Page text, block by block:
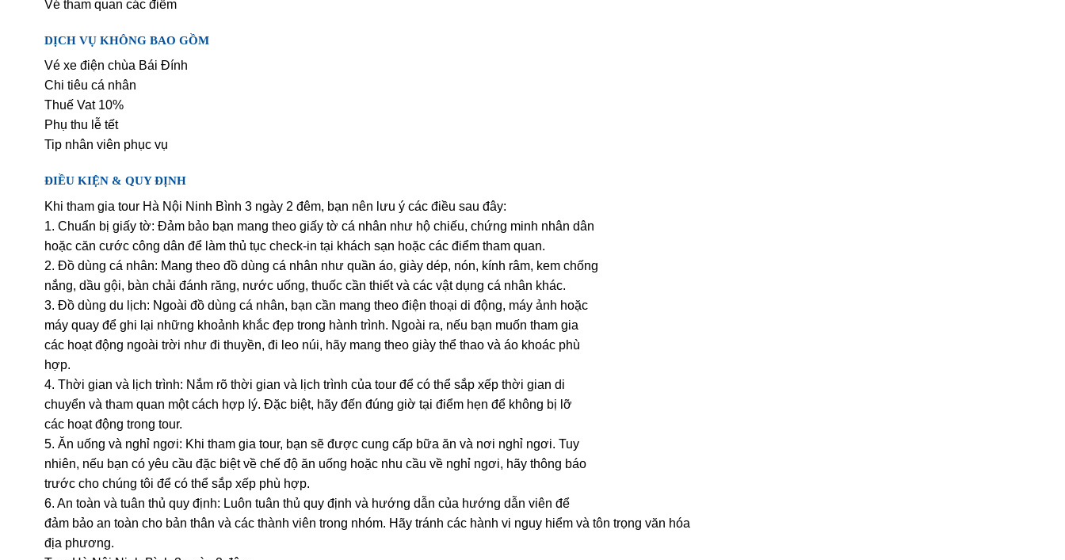
Vé tham quan các điểm
DỊCH VỤ KHÔNG BAO GỒM
Vé xe điện chùa Bái Đính
Chi tiêu cá nhân
Thuế Vat 10%
Phụ thu lễ tết
Tip nhân viên phục vụ
ĐIỀU KIỆN & QUY ĐỊNH
Khi tham gia tour Hà Nội Ninh Bình 3 ngày 2 đêm, bạn nên lưu ý các điều sau đây:
1. Chuẩn bị giấy tờ: Đảm bảo bạn mang theo giấy tờ cá nhân như hộ chiếu, chứng minh nhân dân
hoặc căn cước công dân để làm thủ tục check-in tại khách sạn hoặc các điểm tham quan.
2. Đồ dùng cá nhân: Mang theo đồ dùng cá nhân như quần áo, giày dép, nón, kính râm, kem chống
nắng, dầu gội, bàn chải đánh răng, nước uống, thuốc cần thiết và các vật dụng cá nhân khác.
3. Đồ dùng du lịch: Ngoài đồ dùng cá nhân, bạn cần mang theo điện thoại di động, máy ảnh hoặc
máy quay để ghi lại những khoảnh khắc đẹp trong hành trình. Ngoài ra, nếu bạn muốn tham gia
các hoạt động ngoài trời như đi thuyền, đi leo núi, hãy mang theo giày thể thao và áo khoác phù
hợp.
4. Thời gian và lịch trình: Nắm rõ thời gian và lịch trình của tour để có thể sắp xếp thời gian di
chuyển và tham quan một cách hợp lý. Đặc biệt, hãy đến đúng giờ tại điểm hẹn để không bị lỡ
các hoạt động trong tour.
5. Ăn uống và nghỉ ngơi: Khi tham gia tour, bạn sẽ được cung cấp bữa ăn và nơi nghỉ ngơi. Tuy
nhiên, nếu bạn có yêu cầu đặc biệt về chế độ ăn uống hoặc nhu cầu về nghỉ ngơi, hãy thông báo
trước cho chúng tôi để có thể sắp xếp phù hợp.
6. An toàn và tuân thủ quy định: Luôn tuân thủ quy định và hướng dẫn của hướng dẫn viên để
đảm bảo an toàn cho bản thân và các thành viên trong nhóm. Hãy tránh các hành vi nguy hiểm và tôn trọng văn hóa
địa phương.